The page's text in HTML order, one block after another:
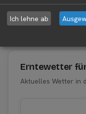
Aktuelle Infos
Erntewetter
Aktuelles Wetter in
Ich lehne ab